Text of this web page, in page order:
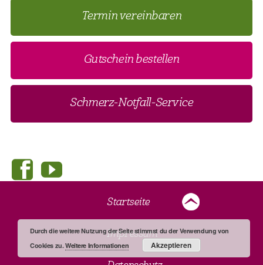
Termin vereinbaren
Gutschein bestellen
Schmerz-Notfall-Service
Startseite
Impressum
Durch die weitere Nutzung der Seite stimmst du der Verwendung von
Cookies zu.Weitere Informationen Akzeptieren